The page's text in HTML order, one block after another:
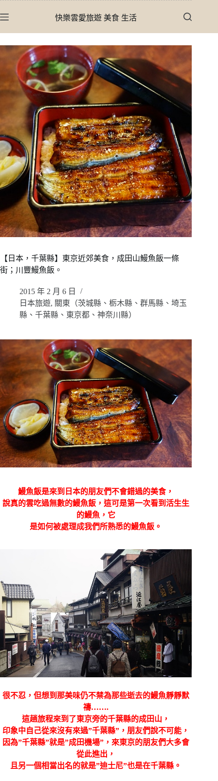
至
內
快樂雲愛旅遊 美食 生活
【日本，千葉縣】東京近郊美食，成田山鰻魚飯一條
街；川豐鰻魚飯。
2015 年 2 月 6 日
日本旅遊, 關東（茨城縣、栃木縣、群馬縣、埼玉
縣、千葉縣、東京都、神奈川縣）
鰻魚飯是來到日本的朋友們不會錯過的美食，
說真的雲吃過無數的鰻魚飯，這可是第一次看到活生生
的鰻魚，它
是如何被處理成我們所熟悉的鰻魚飯。
很不忍，但想到那美味仍不禁為那些逝去的鰻魚靜靜默
禱…….
這趟旅程來到了東京旁的千葉縣的成田山，
印象中自己從來沒有來過”千葉縣”，朋友們說不可能，
因為”千葉縣”就是”成田機場”，來東京的朋友們大多會
從此進出，
且另一個相當出名的就是”迪士尼”也是在千葉縣。